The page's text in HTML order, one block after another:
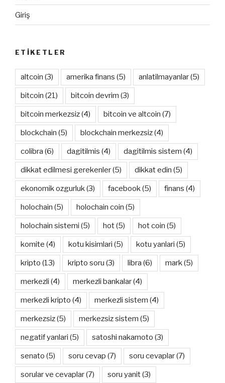
Giriş
ETIKETLER
altcoin (3) amerika finans (5) anlatilmayanlar(5)
bitcoin (21) bitcoin devrim (3)
bitcoin merkezsiz(4) bitcoin ve altcoin (7)
blockchain (5) blockchain merkezsiz(4)
colibra (6) dagitilmis (4) dagitilmis sistem (4)
dikkat edilmesi gerekenler(5) dikkat edin (5)
ekonomik ozgurluk(3) facebook(5) finans (4)
holochain (5) holochain coin (5)
holochain sistemi (5) hot(5) hot coin (5)
komite (4) kotu kisimlari (5) kotu yanlari (5)
kripto (13) kripto soru (3) libra (6) mark(5)
merkezli (4) merkezli bankalar(4)
merkezli kripto (4) merkezli sistem (4)
merkezsiz(5) merkezsiz sistem (5)
negatif yanlari (5) satoshi nakamoto (3)
senato (5) soru cevap (7) soru cevaplar(7)
sorular ve cevaplar(7) soru yanit(3)